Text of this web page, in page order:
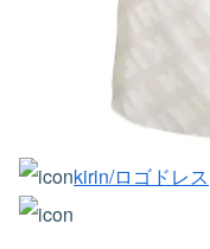
kirin/ロゴドレス